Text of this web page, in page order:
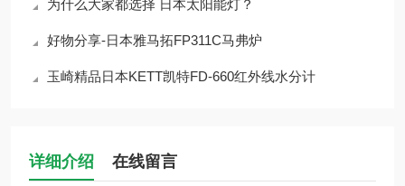
为什么大家都选择 日本太阳能灯？
好物分享-日本雅马拓FP311C马弗炉
玉崎精品日本KETT凯特FD-660红外线水分计
详细介绍 在线留言